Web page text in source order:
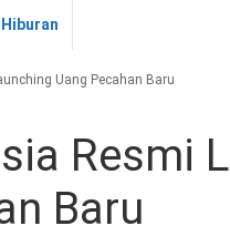
Hiburan
Uang Pecahan Baru
Resmi
Baru